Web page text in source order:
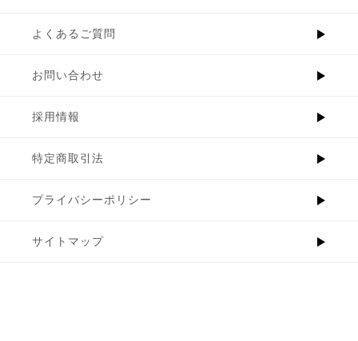
よくあるご質問
お問い合わせ
採用情報
特定商取引法
プライバシーポリシー
サイトマップ